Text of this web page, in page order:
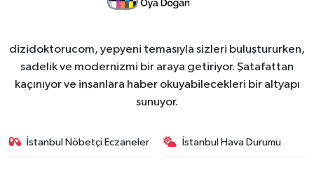
dizidoktorucom, yepyeni temasıyla sizleri buluştururken,
sadelik ve modernizmi bir araya getiriyor. Şatafattan
kaçınıyor ve insanlara haber okuyabilecekleri bir altyapı
sunuyor.
İstanbul Nöbetçi Eczaneler İstanbul Hava Durumu